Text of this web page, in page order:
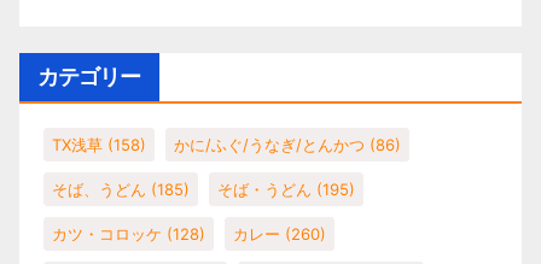
カテゴリー
TX浅草 (158) かに/ふぐ/うなぎ/とんかつ (86)
そば、うどん (185) そば・うどん (195)
カツ・コロッケ (128) カレー (260)